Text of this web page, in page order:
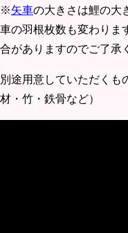
※矢車の大きさは鯉の大
車の羽根枚数も変わりま
合がありますのでご了承
別途用意していただくも
材・竹・鉄骨など）